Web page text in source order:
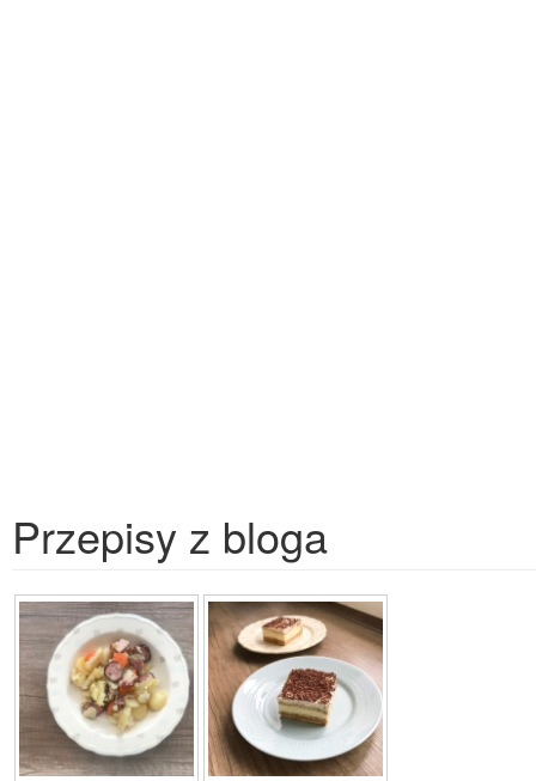
Przepisy z bloga